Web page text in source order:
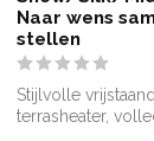
Naar wens
stellen
Stijlvolle
terrasheater,